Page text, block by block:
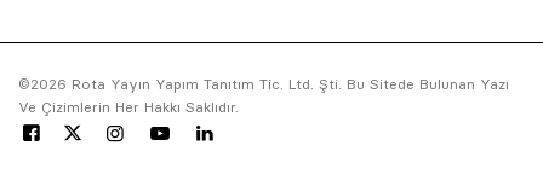
©2026 Rota Yayın Yapım Tanıtım Tic. Ltd. Şti. Bu Sitede Bulunan Yazı
Ve Çizimlerin Her Hakkı Saklıdır.
Asquared WordPress Agencytarafından tasarlanmış ve